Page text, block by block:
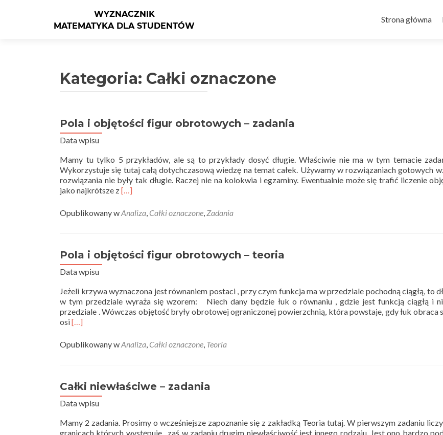
Strona główna
Kategoria: Całki oznaczone
Pola i objętości figur obrotowych – zadania
Data wpisu
Mamy tu tylko 5 przykładów, ale są to przykłady dosyć długie. Właściwie nie ma w tym temacie
Wykorzystuje się tutaj całą dotychczasową wiedzę na temat całek. Używamy w rozwiązaniach gotowych
rozwiązania nie były tak długie. Raczej nie na kolokwia i egzaminy. Ewentualnie może się trafić liczenie
jako najkrótsze zRead
about
figur
obrotowych
[…]
Opublikowany wAnaliza, Całki oznaczone, Zadania
Pola i objętości figur obrotowych – teoria
Data wpisu
Jeżeli krzywa wyznaczona jest równaniem postaci , przy czym funkcja ma w przedziale pochodną ciągłą, to
w tym przedziale wyraża się wzorem: Niech dany będzie łuk o równaniu , gdzie jest funkcją ciągłą i
przedziale . Wówczas objętość bryły obrotowej ograniczonej powierzchnią, która powstaje, gdy łuk obraca
osiRead
about
figur
obrotowych
–
[…]
Opublikowany wAnaliza, Całki oznaczone, Teoria
Całki niewłaściwe – zadania
Data wpisu
Mamy 2 zadania. Prosimy o wcześniejsze zapoznanie się z zakładką Teoria tutaj. W pierwszym zadaniu
granicach których występuje , zaś w zadaniu drugim niewłaściwość jest innego rodzaju. Jest ono bardzo